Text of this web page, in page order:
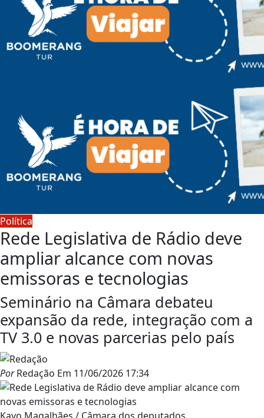
Política
Rede Legislativa de Rádio deve
ampliar alcance com novas
emissoras e tecnologias
Seminário na Câmara debateu
expansão da rede, integração com a
TV 3.0 e novas parcerias pelo país
PorRedação Em 11/06/2026 17:34